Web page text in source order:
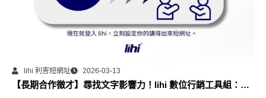
lihi 利害短網址 2026-03-13
【長期合作徵才】尋找文字影響力！lihi 數位行銷工具組：部